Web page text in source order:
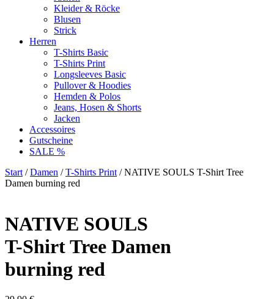
Kleider & Röcke
Blusen
Strick
Herren
T-Shirts Basic
T-Shirts Print
Longsleeves Basic
Pullover & Hoodies
Hemden & Polos
Jeans, Hosen & Shorts
Jacken
Accessoires
Gutscheine
SALE %
Start /Damen /T-Shirts Print / NATIVE SOULS T-Shirt Tree
Damen burning red
NATIVE SOULS
T-Shirt Tree Damen
burning red